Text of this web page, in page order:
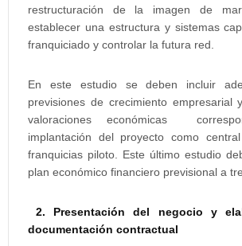
restructuración de la imagen de
establecer una estructura y sistemas
franquiciado y controlar la futura red.
En este estudio se deben incluir
previsiones de crecimiento empresarial
valoraciones económicas
implantación del proyecto como
franquicias piloto. Este último estudio
plan económico financiero previsional a
2. Presentación del negocio y
documentación contractual